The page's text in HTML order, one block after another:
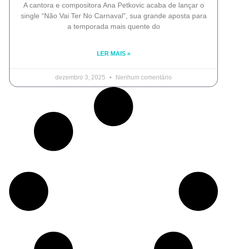
A cantora e compositora Ana Petkovic acaba de lançar o
single “Não Vai Ter No Carnaval”, sua grande aposta para
a temporada mais quente do
LER MAIS »
dezembro 3, 2025 Nenhum comentário